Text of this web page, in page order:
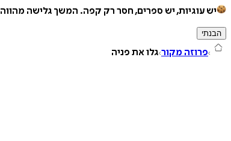
יש עוגיות, יש ספרים, חסר רק קפה. המשך גלישה מהווה
הבנתי
פרוזה מקור גלו את פניה